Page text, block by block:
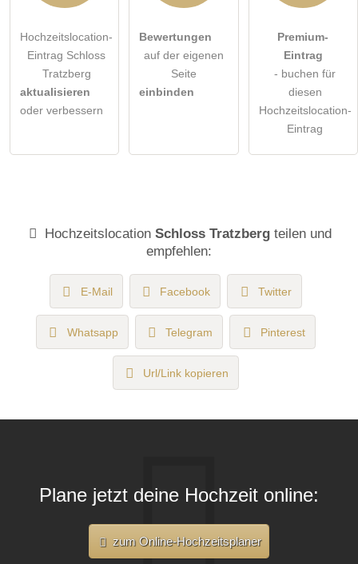
Hochzeitslocation-
Eintrag Schloss
Tratzberg
aktualisieren
oder verbessern
Bewertungen
auf der eigenen
Seite
einbinden
Premium-
Eintrag
- buchen für
diesen
Hochzeitslocation-
Eintrag
HochzeitslocationSchloss Tratzberg teilen und
empfehlen:
E-Mail Facebook Twitter
Whatsapp Telegram Pinterest
Url/Link kopieren
Plane jetzt deine Hochzeit online:
zum Online-Hochzeitsplaner